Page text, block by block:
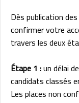
Dès publication
confirmer votre
travers les deux
Étape 1 :un délai
candidats classés
Les places non